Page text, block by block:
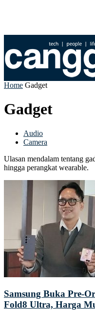
Home Gadget
Gadget
Audio
Camera
Ulasan mendalam tentang
hingga perangkat wearable.
Samsung Buka Pre-
Fold8 Ultra, Harga